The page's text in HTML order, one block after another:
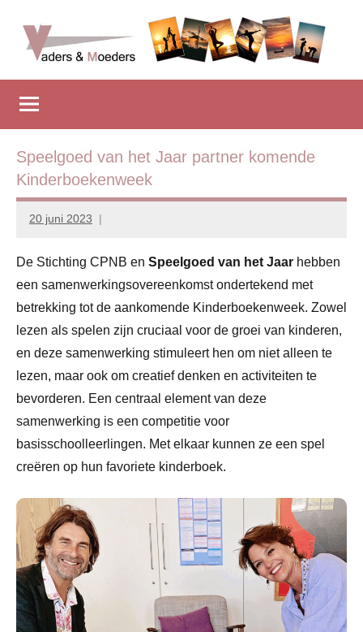
inhoud
springen
Vadersenmoeders
iedereen
wel
eens
wat
hulp
gebruiken
Speelgoed van het Jaar partner komende
Kinderboekenweek
20 juni 2023
Marion
De Stichting CPNB en Speelgoed van het Jaar hebben
een samenwerkingsovereenkomst ondertekend met
betrekking tot de aankomende Kinderboekenweek. Zowel
lezen als spelen zijn cruciaal voor de groei van kinderen,
en deze samenwerking stimuleert hen om niet alleen te
lezen, maar ook om creatief denken en activiteiten te
bevorderen. Een centraal element van deze
samenwerking is een competitie voor
basisschoolleerlingen. Met elkaar kunnen ze een spel
creëren op hun favoriete kinderboek.